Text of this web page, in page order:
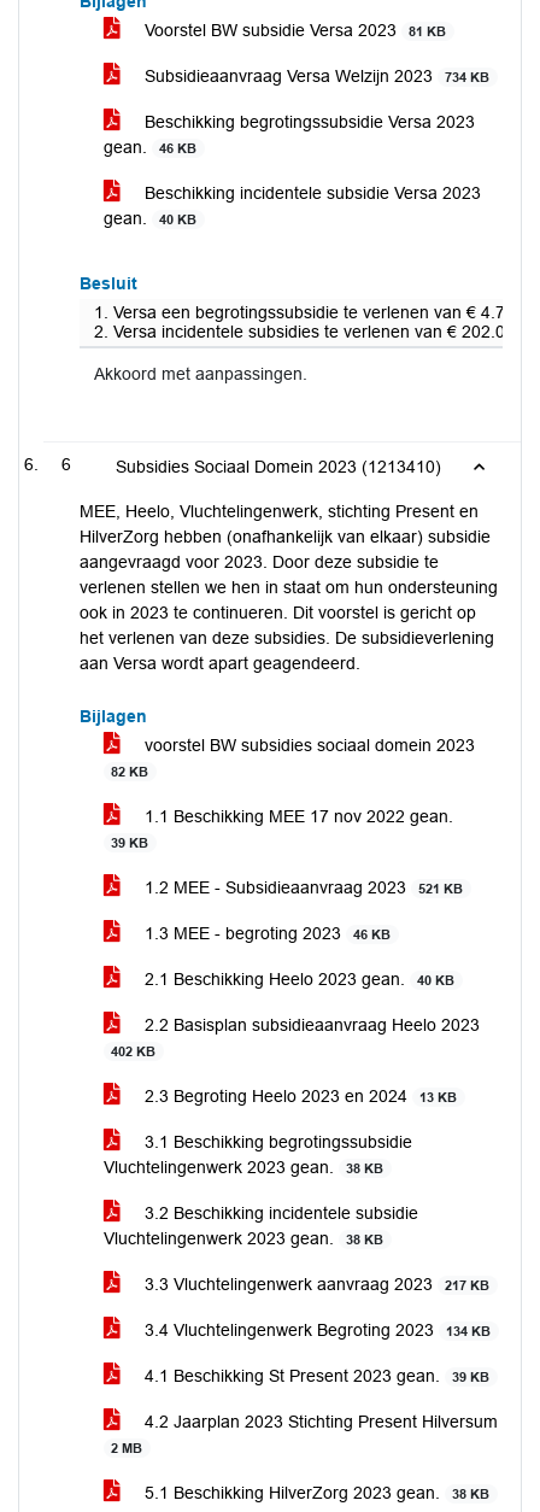
Voorstel BW subsidie Versa 2023
81 KB
Subsidieaanvraag Versa Welzijn 2023 734 KB
Beschikking begrotingssubsidie Versa 2023
gean.
46 KB
Beschikking incidentele subsidie Versa 2023
gean.
40 KB
Besluit
1. Versa een begrotingssubsidie te verlenen van €
2. Versa incidentele subsidies te verlenen van €
Akkoord met aanpassingen.
6 Subsidies Sociaal Domein 2023 (1213410)
MEE, Heelo, Vluchtelingenwerk, stichting Present en
HilverZorg hebben (onafhankelijk van elkaar) subsidie
aangevraagd voor 2023. Door deze subsidie te
verlenen stellen we hen in staat om hun ondersteuning
ook in 2023 te continueren. Dit voorstel is gericht op
het verlenen van deze subsidies. De subsidieverlening
aan Versa wordt apart geagendeerd.
Bijlagen
voorstel BW subsidies sociaal domein 2023
82 KB
1.1 Beschikking MEE 17 nov 2022 gean.
39 KB
1.2 MEE - Subsidieaanvraag 2023 521 KB
1.3 MEE - begroting 2023 46 KB
2.1 Beschikking Heelo 2023 gean. 40 KB
2.2 Basisplan subsidieaanvraag Heelo 2023
402 KB
2.3 Begroting Heelo 2023 en 2024 13 KB
3.1 Beschikking begrotingssubsidie
Vluchtelingenwerk 2023 gean.
38 KB
3.2 Beschikking incidentele subsidie
Vluchtelingenwerk 2023 gean.
38 KB
3.3 Vluchtelingenwerk aanvraag 2023 217 KB
3.4 Vluchtelingenwerk Begroting 2023 134 KB
4.1 Beschikking St Present 2023 gean. 39 KB
4.2 Jaarplan 2023 Stichting Present Hilversum
2 MB
5.1 Beschikking HilverZorg 2023 gean. 38 KB